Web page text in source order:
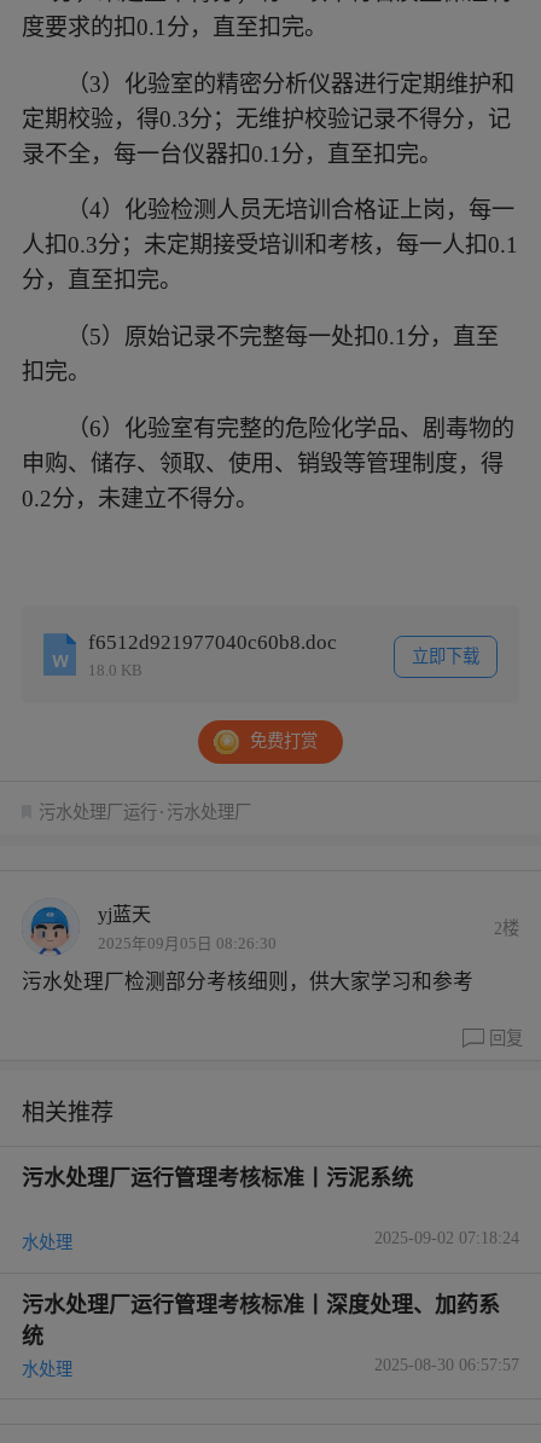
度要求的扣0.1分，直至扣完。
（3） 化验室的精密分析仪器进行定期维护和
定期校验，得0.3分；无维护校验记录不得分，记
录不全，每一台仪器扣0.1分，直至扣完。
（4） 化验检测人员无培训合格证上岗，每一
人扣0.3分；未定期接受培训和考核，每一人扣0.1
分，直至扣完。
（5） 原始记录不完整每一处扣0.1分，直至
扣完。
（6） 化验室有完整的危险化学品、剧毒物的
申购、储存、领取、使用、销毁等管理制度，得
0.2分，未建立不得分。
f6512d921977040c60b8.doc
18.0 KB
立即下载
免费打赏
污水处理厂运行 污水处理厂
yj蓝天
2025年09月05日 08:26:30
2楼
污水处理厂检测部分考核细则，供大家学习和参考
回复
相关推荐
污水处理厂运行管理考核标准丨污泥系统
水处理 2025-09-02 07:18:24
污水处理厂运行管理考核标准丨深度处理、加药系
统
水处理 2025-08-30 06:57:57